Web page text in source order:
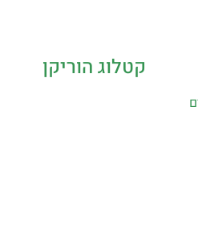
קטלוג הוריקן